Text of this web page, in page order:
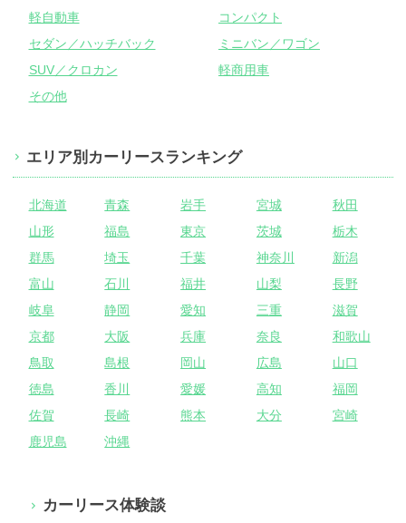
軽自動車
コンパクト
セダン／ハッチバック
ミニバン／ワゴン
SUV／クロカン
軽商用車
その他
エリア別カーリースランキング
北海道 青森 岩手 宮城
秋田
山形
福島 東京 茨城
栃木
群馬
埼玉 千葉 神奈川
新潟
富山
石川 福井 山梨
長野
岐阜
静岡 愛知 三重
滋賀
京都
大阪 兵庫 奈良
和歌山
鳥取
島根 岡山 広島
山口
徳島
香川 愛媛 高知
福岡
佐賀
長崎 熊本 大分
宮崎
鹿児島
沖縄
カーリース体験談